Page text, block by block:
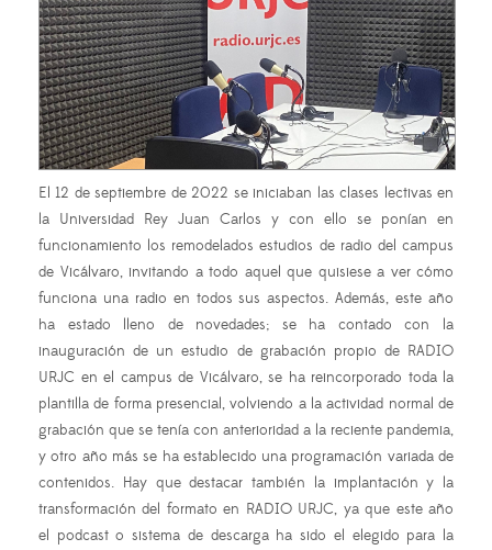
El 12 de septiembre de 2022 se iniciaban las clases lectivas en
la Universidad Rey Juan Carlos y con ello se ponían en
funcionamiento los remodelados estudios de radio del campus
de Vicálvaro, invitando a todo aquel que quisiese a ver cómo
funciona una radio en todos sus aspectos. Además, este año
ha estado lleno de novedades; se ha contado con la
inauguración de un estudio de grabación propio de RADIO
URJC en el campus de Vicálvaro, se ha reincorporado toda la
plantilla de forma presencial, volviendo a la actividad normal de
grabación que se tenía con anterioridad a la reciente pandemia,
y otro año más se ha establecido una programación variada de
contenidos. Hay que destacar también la implantación y la
transformación del formato en RADIO URJC, ya que este año
el podcast o sistema de descarga ha sido el elegido para la